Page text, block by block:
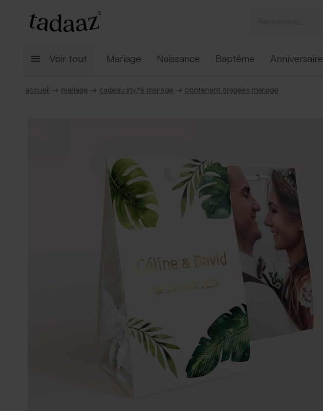
Voir tout Mariage Naissance Baptême Anniversaire
accueil → mariage → cadeau invité mariage → contenant dragées mariage